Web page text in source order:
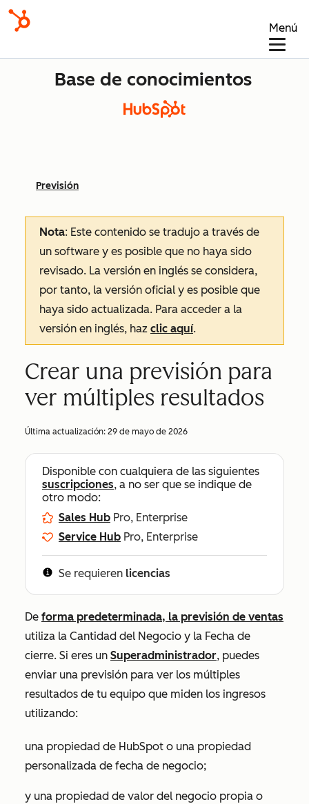
Menú
Base de conocimientos
Previsión
Nota: Este contenido se tradujo a través de
un software y es posible que no haya sido
revisado. La versión en inglés se considera,
por tanto, la versión oficial y es posible que
haya sido actualizada. Para acceder a la
versión en inglés, haz clic aquí.
Crear una previsión para
ver múltiples resultados
Última actualización: 29 de mayo de 2026
Disponible con cualquiera de las siguientes
suscripciones, a no ser que se indique de
otro modo:
Sales Hub Pro, Enterprise
Service Hub Pro, Enterprise
Se requieren licencias
De forma predeterminada, la previsión de ventas
utiliza la Cantidad del Negocio y la Fecha de
cierre. Si eres un Superadministrador, puedes
enviar una previsión para ver los múltiples
resultados de tu equipo que miden los ingresos
utilizando:
una propiedad de HubSpot o una propiedad
personalizada de fecha de negocio;
y una propiedad de valor del negocio propia o